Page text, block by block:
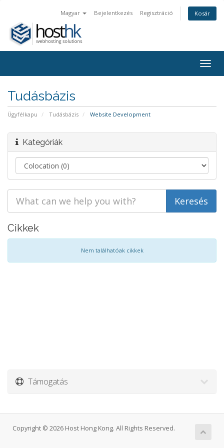
Magyar Bejelentkezés Regisztráció Kosár
Tudásbázis
Ügyfélkapu Tudásbázis Website Development
Kategóriák
Cikkek
Nem találhatóak cikkek
Támogatás
Copyright © 2026 Host Hong Kong. All Rights Reserved.